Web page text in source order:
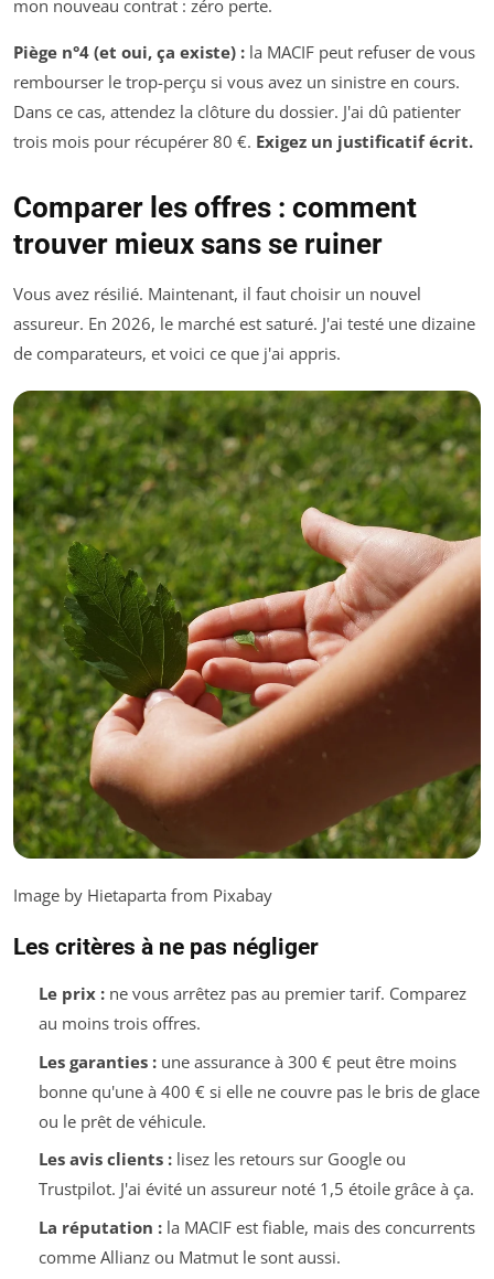
mon nouveau contrat : zéro perte.
Piège n°4 (et oui, ça existe) : la MACIF peut refuser de vous
rembourser le trop-perçu si vous avez un sinistre en cours.
Dans ce cas, attendez la clôture du dossier. J'ai dû patienter
trois mois pour récupérer 80 €. Exigez un justificatif écrit.
Comparer les offres : comment
trouver mieux sans se ruiner
Vous avez résilié. Maintenant, il faut choisir un nouvel
assureur. En 2026, le marché est saturé. J'ai testé une dizaine
de comparateurs, et voici ce que j'ai appris.
Image by Hietaparta from Pixabay
Les critères à ne pas négliger
Le prix :ne vous arrêtez pas au premier tarif. Comparez
au moins trois offres.
Les garanties :une assurance à 300 € peut être moins
bonne qu'une à 400 € si elle ne couvre pas le bris de glace
ou le prêt de véhicule.
Les avis clients :lisez les retours sur Google ou
Trustpilot. J'ai évité un assureur noté 1,5 étoile grâce à ça.
La réputation :la MACIF est fiable, mais des concurrents
comme Allianz ou Matmut le sont aussi.